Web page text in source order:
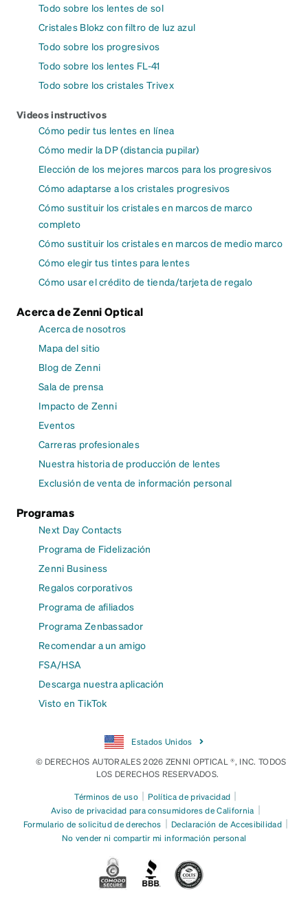
Todo sobre los lentes de sol
Cristales Blokz con filtro de luz azul
Todo sobre los progresivos
Todo sobre los lentes FL-41
Todo sobre los cristales Trivex
Videos instructivos
Cómo pedir tus lentes en línea
Cómo medir la DP (distancia pupilar)
Elección de los mejores marcos para los progresivos
Cómo adaptarse a los cristales progresivos
Cómo sustituir los cristales en marcos de marco
completo
Cómo sustituir los cristales en marcos de medio marco
Cómo elegir tus tintes para lentes
Cómo usar el crédito de tienda/tarjeta de regalo
Acerca de Zenni Optical
Acerca de nosotros
Mapa del sitio
Blog de Zenni
Sala de prensa
Impacto de Zenni
Eventos
Carreras profesionales
Nuestra historia de producción de lentes
Exclusión de venta de información personal
Programas
Next Day Contacts
Programa de Fidelización
Zenni Business
Regalos corporativos
Programa de afiliados
Programa Zenbassador
Recomendar a un amigo
FSA/HSA
Descarga nuestra aplicación
Visto en TikTok
Estados Unidos
© DERECHOS AUTORALES 2026 ZENNI OPTICAL ®, INC. TODOS
LOS DERECHOS RESERVADOS.
Términos de uso | Política de privacidad |
Aviso de privacidad para consumidores de California |
Formulario de solicitud de derechos | Declaración de Accesibilidad |
No vender ni compartir mi información personal